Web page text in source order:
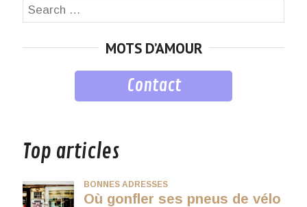
Search
MOTS D’AMOUR
Contact
Top articles